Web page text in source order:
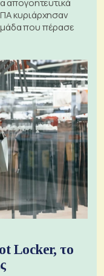
κυριάρχησαν
που πέρασε
Locker, το